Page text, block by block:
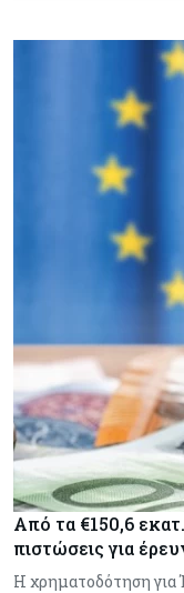
Από τα €150,6
πιστώσεις για
Η χρηματοδότηση για